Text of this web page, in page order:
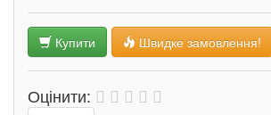
Купити Швидке замовлення!
Оцінити: